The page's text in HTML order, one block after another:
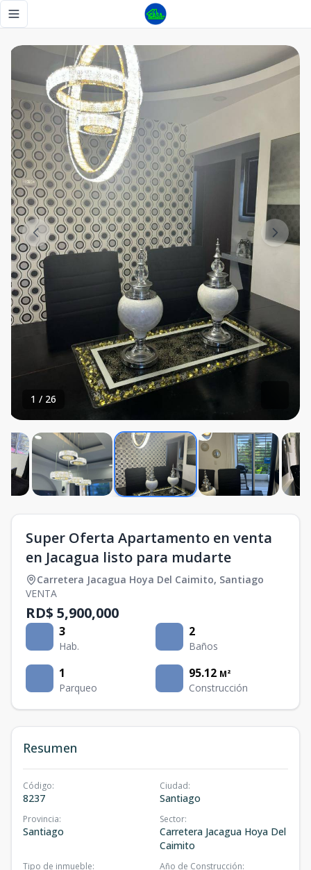
Toggle navigation menu
1 / 26
Super Oferta Apartamento en venta
en Jacagua listo para mudarte
Carretera Jacagua Hoya Del Caimito, Santiago
VENTA
RD$ 5,900,000
3
Hab.
2
Baños
1
Parqueo
95.12 M²
Construcción
Resumen
Código:
8237
Ciudad:
Santiago
Provincia:
Santiago
Sector:
Carretera Jacagua Hoya Del
Caimito
Tipo de inmueble: Año de Construcción:
Super Oferta Apartamento en venta en Jacagua listo para